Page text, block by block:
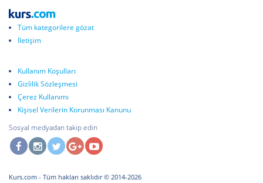
Tüm kategorilere gözat
İletişim
Kullanım Koşulları
Gizlilik Sözleşmesi
Çerez Kullanımı
Kişisel Verilerin Korunması Kanunu
Sosyal medyadan takip edin
Kurs.com - Tüm hakları saklıdır © 2014-2026